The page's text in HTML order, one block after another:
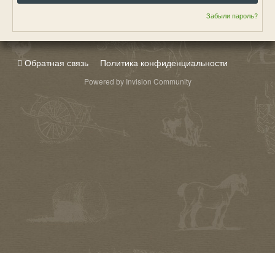
Забыли пароль?
Обратная связь Политика конфиденциальности
Powered by Invision Community